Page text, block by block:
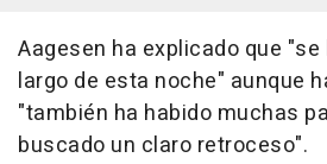
Aagesen ha explicado que
largo de esta noche" aunque
"también ha habido muchas
buscado un claro retroceso".